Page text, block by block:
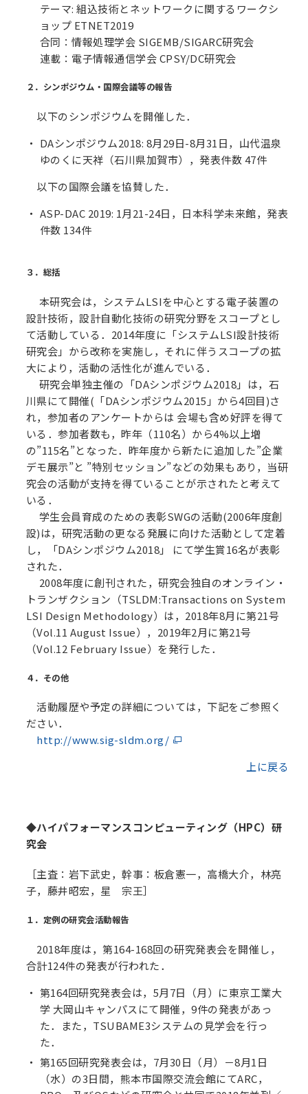
テーマ: 組込技術とネットワークに関するワークシ
ョップ ETNET2019
合同：情報処理学会 SIGEMB/SIGARC研究会
連載：電子情報通信学会 CPSY/DC研究会
２．シンポジウム・国際会議等の報告
以下のシンポジウムを開催した．
DAシンポジウム2018: 8月29日-8月31日，山代温泉
ゆのくに天祥（石川県加賀市），発表件数 47件
以下の国際会議を協賛した．
ASP-DAC 2019: 1月21-24日，日本科学未来館，発表
件数 134件
３．総括
本研究会は，システムLSIを中心とする電子装置の
設計技術，設計自動化技術の研究分野をスコープとし
て活動している．2014年度に「システムLSI設計技術
研究会」から改称を実施し，それに伴うスコープの拡
大により，活動の活性化が進んでいる．
研究会単独主催の「DAシンポジウム2018」は，石
川県にて開催(「DAシンポジウム2015」から4回目)さ
れ，参加者のアンケートからは 会場も含め好評を得て
いる．参加者数も，昨年（110名）から4%以上増
の”115名”となった．昨年度から新たに追加した”企業
デモ展示”と ”特別セッション”などの効果もあり，当研
究会の活動が支持を得ていることが示されたと考えて
いる．
学生会員育成のための表彰SWGの活動(2006年度創
設)は，研究活動の更なる発展に向けた活動として定着
し，「DAシンポジウム2018」 にて学生賞16名が表彰
された．
2008年度に創刊された，研究会独自のオンライン・
トランザクション（TSLDM:Transactions on System
LSI Design Methodology）は，2018年8月に第21号
（Vol.11 August Issue），2019年2月に第21号
（Vol.12 February Issue）を発行した．
４．その他
活動履歴や予定の詳細については，下記をご参照く
ださい．
http://www.sig-sldm.org/
上に戻る
◆ハイパフォーマンスコンピューティング（HPC）研
究会
［主査：岩下武史，幹事：板倉憲一，高橋大介，林亮
子，藤井昭宏，星 宗王］
１．定例の研究会活動報告
2018年度は，第164-168回の研究発表会を開催し，
合計124件の発表が行われた．
第164回研究発表会は，5月7日（月）に東京工業大
学 大岡山キャンパスにて開催，9件の発表があっ
た．また，TSUBAME3システムの見学会を行っ
た．
第165回研究発表会は，7月30日（月）－8月1日
（水）の3日間，熊本市国際交流会館にてARC，